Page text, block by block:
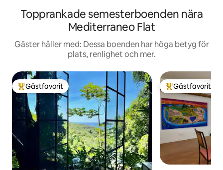
Topprankade semesterboenden nära
Mediterraneo Flat
Gäster håller med: Dessa boenden har höga betyg för
plats, renlighet och mer.
Populär gästfavorit
Gästfavorit Populär
Gästfavorit